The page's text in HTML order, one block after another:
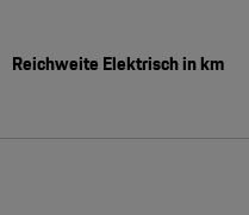
Reichweite Elektrisch in km